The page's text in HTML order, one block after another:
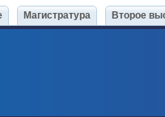
Магистратура Второе